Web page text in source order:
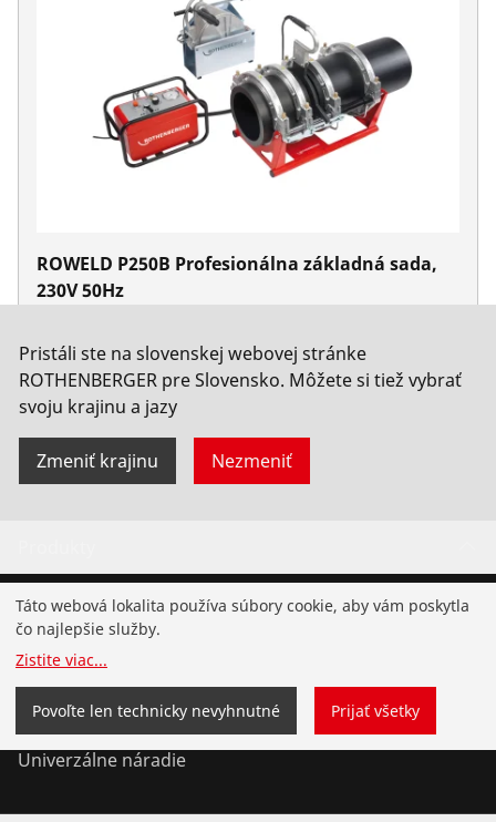
ROWELD P250B Profesionálna základná sada,
230V 50Hz
Pristáli ste na slovenskej webovej stránke
ROTHENBERGER pre Slovensko. Môžete si tiež vybrať
svoju krajinu a jazy
Zmeniť krajinu Nezmeniť
Inštalácia
Servis a údržba
Chladenie a klíma
Univerzálne náradie
Táto webová lokalita používa súbory cookie, aby vám poskytla
čo najlepšie služby.
Zistite viac...
Povoľte len technicky nevyhnutné Prijať všetky